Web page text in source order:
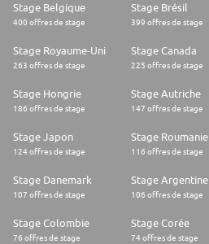
Stage Belgique
400 offres de stage
Stage Brésil
399 offres de stage
Stage Royaume-Uni
263 offres de stage
Stage Canada
225 offres de stage
Stage Hongrie
186 offres de stage
Stage Autriche
147 offres de stage
Stage Japon
124 offres de stage
Stage Roumanie
116 offres de stage
Stage Danemark
107 offres de stage
Stage Argentine
106 offres de stage
Stage Colombie
76 offres de stage
Stage Corée
74 offres de stage